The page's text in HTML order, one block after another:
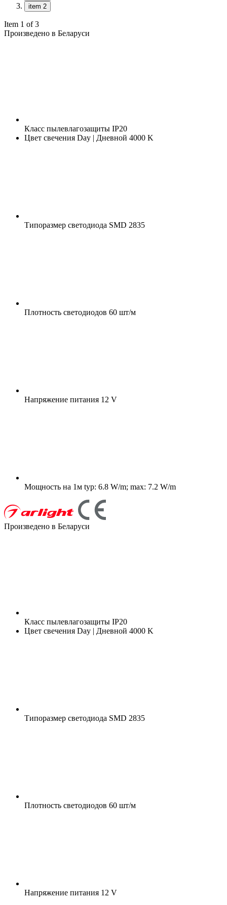
item 2
Item 1 of 3
Произведено в Беларуси
Класс пылевлагозащиты IP20
Цвет свечения Day | Дневной 4000 K
Типоразмер светодиода SMD 2835
Плотность светодиодов 60 шт/м
Напряжение питания 12 V
Мощность на 1м typ: 6.8 W/m; max: 7.2 W/m
Произведено в Беларуси
Класс пылевлагозащиты IP20
Цвет свечения Day | Дневной 4000 K
Типоразмер светодиода SMD 2835
Плотность светодиодов 60 шт/м
Напряжение питания 12 V